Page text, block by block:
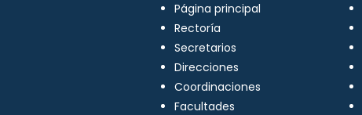
Página principal
Rectoría
Secretarios
Direcciones
Coordinaciones
Facultades